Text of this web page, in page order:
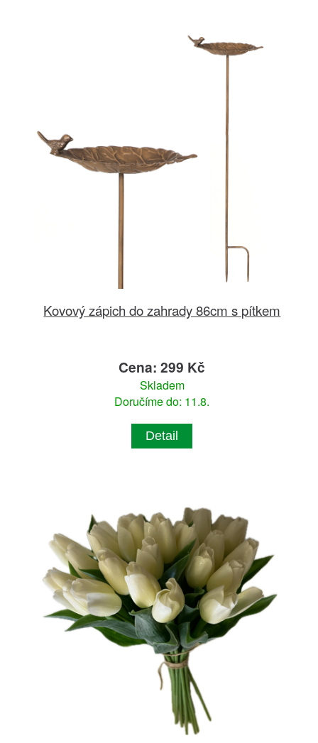
Kovový zápich do zahrady 86cm s pítkem
Cena: 299 Kč
Skladem
Doručíme do: 11.8.
Detail